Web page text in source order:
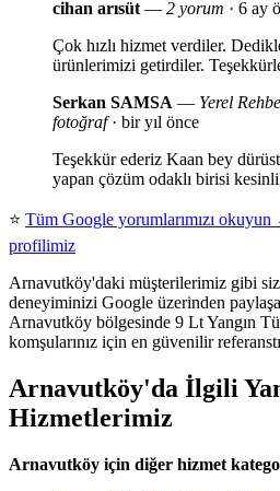
cihan arısüt— 2 yorum · 6 ay
Çok hızlı hizmet verdiler.
ürünlerimizi getirdiler.
Serkan SAMSA — Yerel
fotoğraf· bir yıl önce
Teşekkür ederiz Kaan bey
yapan çözüm odaklı birisi
⭐ Tüm Google yorumlarımızı okuyun
profilimiz
Arnavutköy'daki müşterilerimiz gibi siz
deneyiminizi Google üzerinden
Arnavutköy bölgesinde 9 Lt Yangın
komşularınız için en güvenilir
Arnavutköy'da İlgili
Hizmetlerimiz
Arnavutköy için diğer hizmet